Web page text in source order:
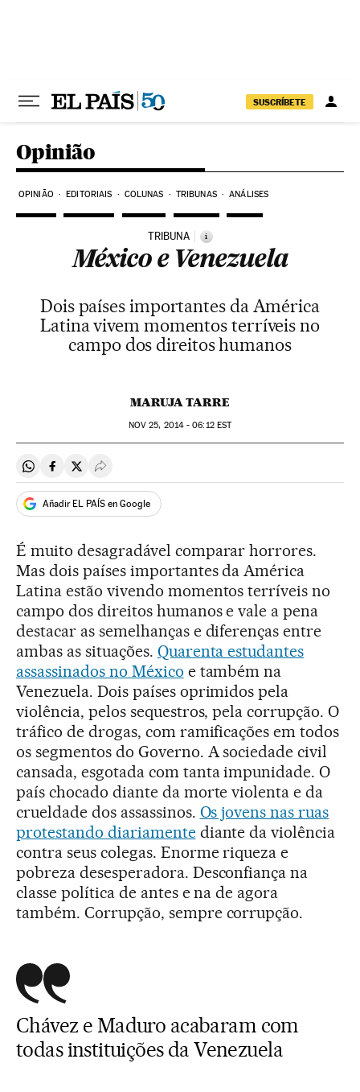
SUSCRÍBETE
Opinião
OPINIÃO EDITORIAIS COLUNAS TRIBUNAS ANÁLISES
TRIBUNA i
México e Venezuela
Dois países importantes da América
Latina vivem momentos terríveis no
campo dos direitos humanos
MARUJA TARRE
NOV 25, 2014 - 06:12EST
Compartir en Whatsapp
Compartir en Facebook
Compartir en Twitter
Desplegar Redes Sociales
Añadir EL PAÍS en Google
É muito desagradável comparar horrores.
Mas dois países importantes da América
Latina estão vivendo momentos terríveis no
campo dos direitos humanos e vale a pena
destacar as semelhanças e diferenças entre
ambas as situações. Quarenta estudantes
assassinados no México e também na
Venezuela. Dois países oprimidos pela
violência, pelos sequestros, pela corrupção. O
tráfico de drogas, com ramificações em todos
os segmentos do Governo. A sociedade civil
cansada, esgotada com tanta impunidade. O
país chocado diante da morte violenta e da
crueldade dos assassinos. Os jovens nas ruas
protestando diariamentediante da violência
contra seus colegas. Enorme riqueza e
pobreza desesperadora. Desconfiança na
classe política de antes e na de agora
também. Corrupção, sempre corrupção.
Chávez e Maduro acabaram com
todas instituições da Venezuela